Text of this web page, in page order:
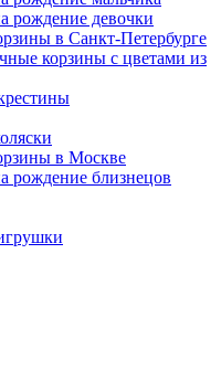
рождение девочки
в Санкт-Петербурге
корзины с цветами из
в Москве
рождение близнецов